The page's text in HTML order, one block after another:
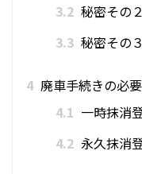
3.2 秘密その
3.3 秘密その
4 廃車手続きの必
4.1 一時抹消
4.2 永久抹消